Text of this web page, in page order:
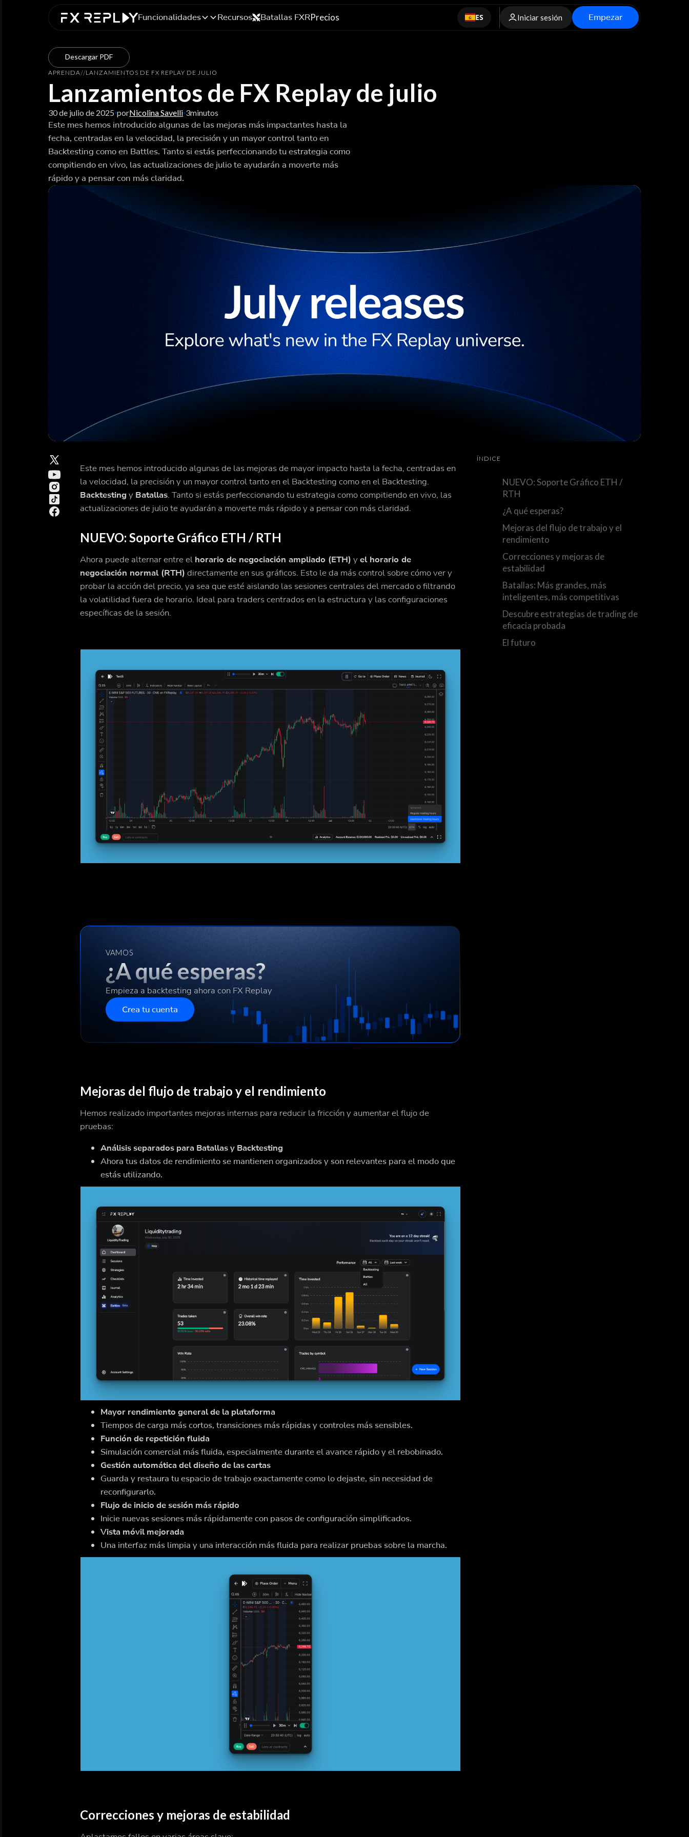
Funcionalidades Recursos Batallas FXRPrecios ES Iniciar sesión Empezar
Descargar PDF
APRENDA//LANZAMIENTOS DE FX REPLAY DE JULIO
Lanzamientos de FX Replay de julio
30 de julio de 2025-porNicolina Savelli-3minutos
Este mes hemos introducido algunas de las mejoras más impactantes hasta la
fecha, centradas en la velocidad, la precisión y un mayor control tanto en
Backtesting como en Battles. Tanto si estás perfeccionando tu estrategia como
compitiendo en vivo, las actualizaciones de julio te ayudarán a moverte más
rápido y a pensar con más claridad.
Este mes hemos introducido algunas de las mejoras de mayor impacto hasta la fecha, centradas en
la velocidad, la precisión y un mayor control tanto en el Backtesting como en el Backtesting.
Backtesting y Batallas. Tanto si estás perfeccionando tu estrategia como compitiendo en vivo, las
actualizaciones de julio te ayudarán a moverte más rápido y a pensar con más claridad.
NUEVO: Soporte Gráfico ETH / RTH
Ahora puede alternar entre el horario de negociación ampliado (ETH) yel horario de
negociación normal (RTH) directamente en sus gráficos. Esto le da más control sobre cómo ver y
probar la acción del precio, ya sea que esté aislando las sesiones centrales del mercado o filtrando
la volatilidad fuera de horario. Ideal para traders centrados en la estructura y las configuraciones
específicas de la sesión.
VAMOS
¿A qué esperas?
Empieza a backtesting ahora con FX Replay
Crea tu cuenta
Mejoras del flujo de trabajo y el rendimiento
Hemos realizado importantes mejoras internas para reducir la fricción y aumentar el flujo de
pruebas:
Análisis separados para Batallas y Backtesting
Ahora tus datos de rendimiento se mantienen organizados y son relevantes para el modo que
estás utilizando.
Mayor rendimiento general de la plataforma
Tiempos de carga más cortos, transiciones más rápidas y controles más sensibles.
Función de repetición fluida
Simulación comercial más fluida, especialmente durante el avance rápido y el rebobinado.
Gestión automática del diseño de las cartas
Guarda y restaura tu espacio de trabajo exactamente como lo dejaste, sin necesidad de
reconfigurarlo.
Flujo de inicio de sesión más rápido
Inicie nuevas sesiones más rápidamente con pasos de configuración simplificados.
Vista móvil mejorada
Una interfaz más limpia y una interacción más fluida para realizar pruebas sobre la marcha.
Correcciones y mejoras de estabilidad
ÍNDICE
NUEVO: Soporte Gráfico ETH /
RTH
¿A qué esperas?
Mejoras del flujo de trabajo y el
rendimiento
Correcciones y mejoras de
estabilidad
Batallas: Más grandes, más
inteligentes, más competitivas
Descubre estrategias de trading de
eficacia probada
El futuro